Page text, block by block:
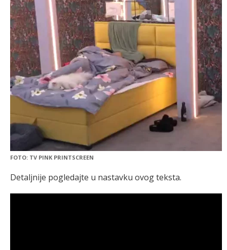
FOTO: TV PINK PRINTSCREEN
Detaljnije pogledajte u nastavku ovog teksta.